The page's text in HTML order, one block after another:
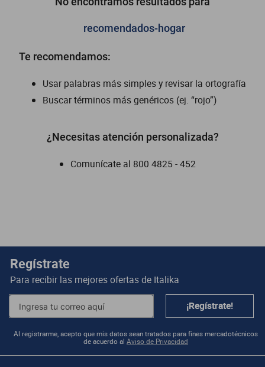
recomendados-hogar
Te recomendamos:
Usar palabras más simples y revisar la ortografía
Buscar términos más genéricos (ej. “rojo”)
¿Necesitas atención personalizada?
Comunícate al 800 4825 - 452
Regístrate
Para recibir las mejores ofertas de Italika
¡Regístrate!
Al registrarme, acepto que mis datos sean tratados para fines mercadotécnicos
de acuerdo al Aviso de Privacidad
vortex
300z
dm 300